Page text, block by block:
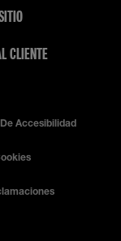
CLIENTE
Accesibilidad